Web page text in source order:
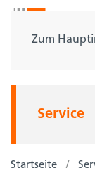
Zum
Service
Startseite